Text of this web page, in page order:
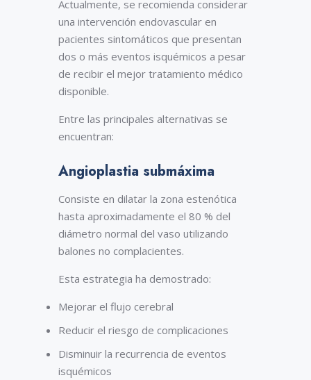
Actualmente, se recomienda considerar
una intervención endovascular en
pacientes sintomáticos que presentan
dos o más eventos isquémicos a pesar
de recibir el mejor tratamiento médico
disponible.
Entre las principales alternativas se
encuentran:
Angioplastia submáxima
Consiste en dilatar la zona estenótica
hasta aproximadamente el 80 % del
diámetro normal del vaso utilizando
balones no complacientes.
Esta estrategia ha demostrado:
Mejorar el flujo cerebral
Reducir el riesgo de complicaciones
Disminuir la recurrencia de eventos
isquémicos